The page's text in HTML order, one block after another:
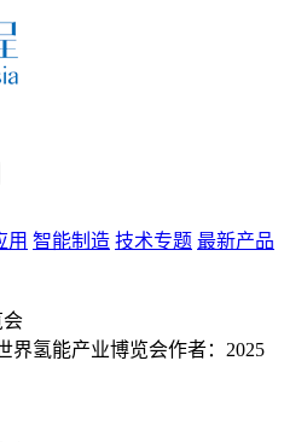
用 智能制造 技术专题 最新产品
会
界氢能产业博览会作者：2025